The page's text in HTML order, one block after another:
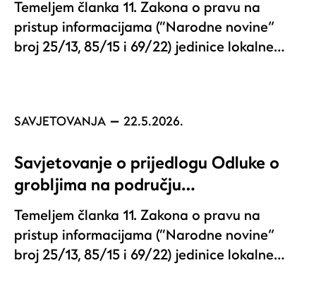
Temeljem članka 11. Zakona o pravu na
pristup informacijama (“Narodne novine”
broj 25/13, 85/15 i 69/22) jedinice lokalne…
SAVJETOVANJA 22.5.2026.
Savjetovanje o prijedlogu Odluke o
grobljima na području…
Temeljem članka 11. Zakona o pravu na
pristup informacijama (“Narodne novine”
broj 25/13, 85/15 i 69/22) jedinice lokalne…